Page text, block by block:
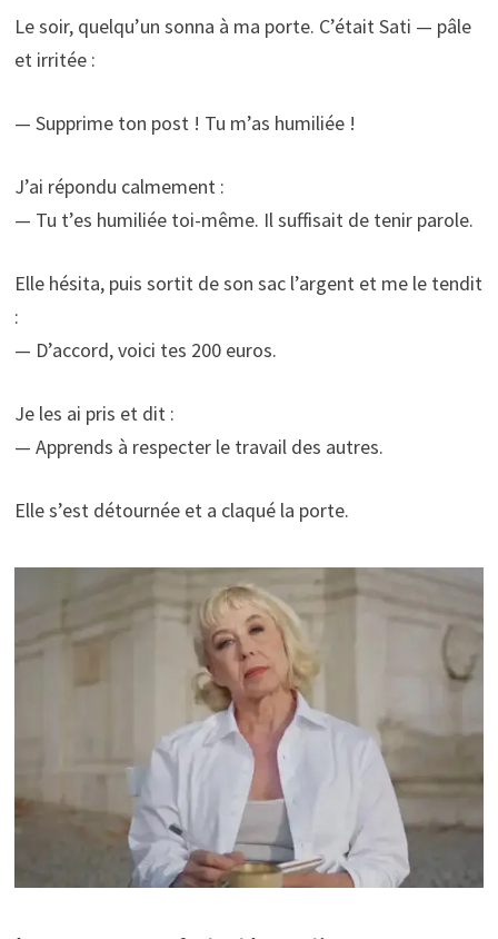
Le soir, quelqu’un sonna à ma porte. C’était Sati — pâle
et irritée :
— Supprime ton post ! Tu m’as humiliée !
J’ai répondu calmement :
— Tu t’es humiliée toi-même. Il suffisait de tenir parole.
Elle hésita, puis sortit de son sac l’argent et me le tendit
:
— D’accord, voici tes 200 euros.
Je les ai pris et dit :
— Apprends à respecter le travail des autres.
Elle s’est détournée et a claqué la porte.